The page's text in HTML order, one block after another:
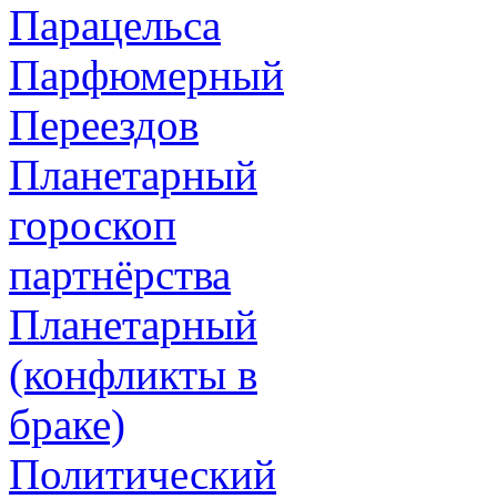
Парацельса
Парфюмерный
Переездов
Планетарный
гороскоп
партнёрства
Планетарный
(конфликты в
браке)
Политический